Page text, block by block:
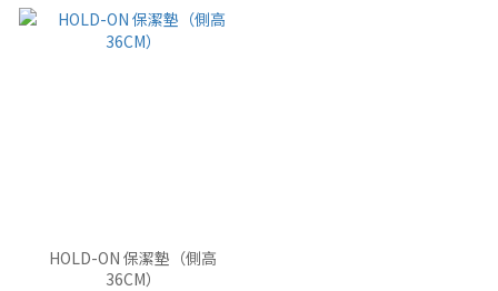
HOLD-ON 保潔墊（側高
36CM）